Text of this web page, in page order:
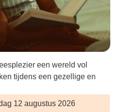
een wereld vol
tijdens een gezellige en
12 augustus 2026